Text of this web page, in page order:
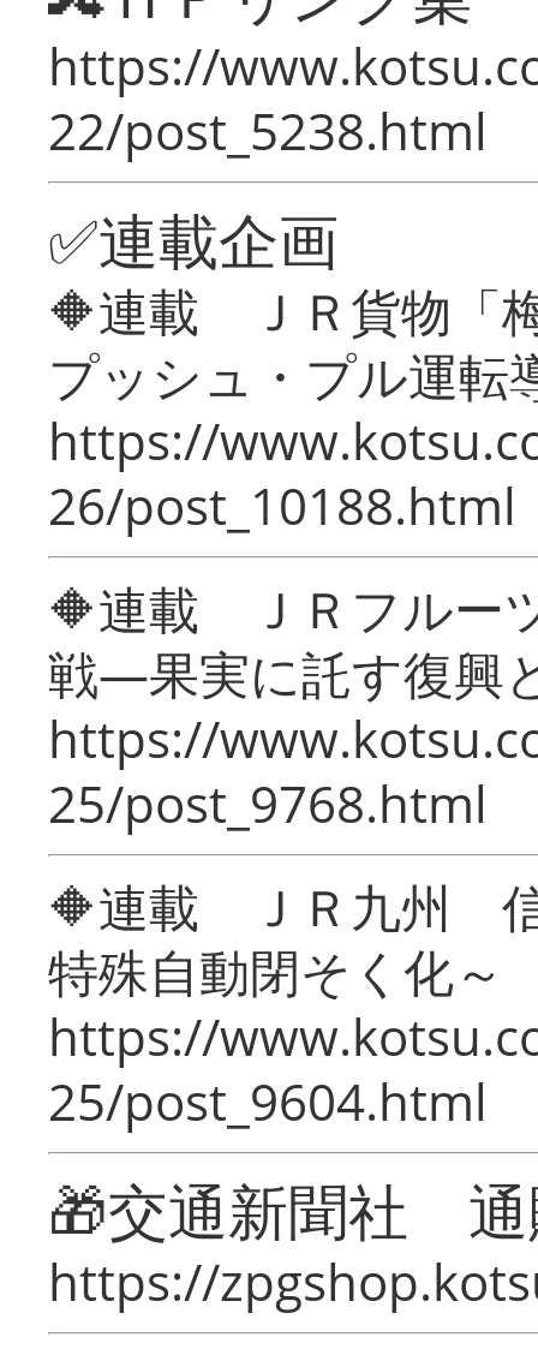
https://
22/post_5238.html
✅連載企画
🔶連載 ＪＲ貨物「
プッシュ・プル運転
https://
26/post_10188.html
🔶連載 ＪＲフルー
戦―果実に託す復興
https://
25/post_9768.html
🔶連載 ＪＲ九州 信
特殊自動閉そく化～
https://
25/post_9604.html
🎁交通新聞社
https://